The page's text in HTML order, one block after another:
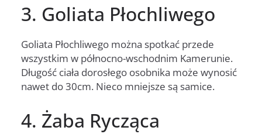
3. Goliata Płochliwego
Goliata Płochliwego można spotkać przede
wszystkim w północno-wschodnim Kamerunie.
Długość ciała dorosłego osobnika może wynosić
nawet do 30cm. Nieco mniejsze są samice.
4. Żaba Rycząca